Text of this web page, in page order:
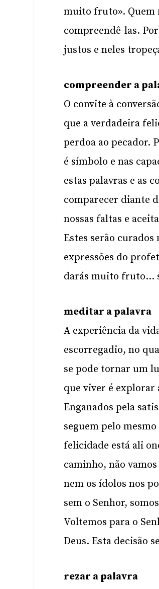
muito fruto». Quem
compreendê-las.
justos e neles
compreender a
O convite à
que a verdadeira
perdoa ao pecador.
é símbolo e nas
estas palavras e as
comparecer diante
nossas faltas e
Estes serão
expressões do
darás muito fruto…
meditar a palavra
A experiência da
escorregadio, no
se pode tornar um
que viver é explorar
Enganados pela
seguem pelo
felicidade está ali
caminho, não
nem os ídolos nos
sem o Senhor,
Voltemos para o
Deus. Esta decisão
rezar a palavra